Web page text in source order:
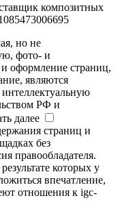
композитных
но не
фото- и
оформление страниц,
являются
РФ и
далее
страниц и
без
правообладателя.
которых у
впечатление,
отношения к igc-